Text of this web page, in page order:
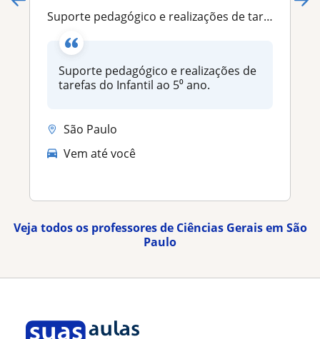
Suporte pedagógico e realizações de tarefas do Infantil ao 5⁰ ano
Suporte pedagógico e realizações de
tarefas do Infantil ao 5⁰ ano.
São Paulo
Vem até você
Veja todos os professores de Ciências Gerais em São
Paulo